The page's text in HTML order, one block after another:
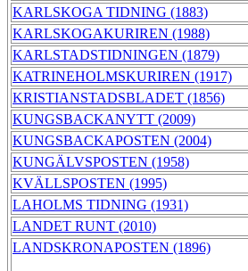
KARLSKOGA TIDNING (1883)
KARLSKOGAKURIREN (1988)
KARLSTADSTIDNINGEN (1879)
KATRINEHOLMSKURIREN (1917)
KRISTIANSTADSBLADET (1856)
KUNGSBACKANYTT (2009)
KUNGSBACKAPOSTEN (2004)
KUNGÄLVSPOSTEN (1958)
KVÄLLSPOSTEN (1995)
LAHOLMS TIDNING (1931)
LANDET RUNT (2010)
LANDSKRONAPOSTEN (1896)